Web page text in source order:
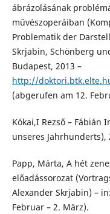
ábrázolásának
művészoperáiban
Problematik der
Skrjabin, Schönberg
Budapest, 2013 –
http://
(abgerufen am 12.
Kókai,I Rezső – Fábián
unseres Jahrhunderts),
Papp, Márta, A hét
előadássorozat
Alexander Skrjabin) –
Februar – 2. März).